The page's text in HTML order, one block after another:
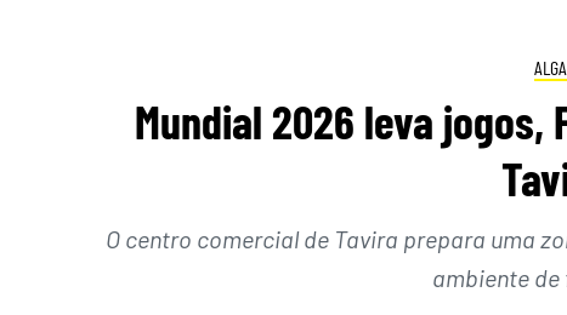
Mundial 2026 leva
O centro comercial de Tavira prepara uma
ambiente de